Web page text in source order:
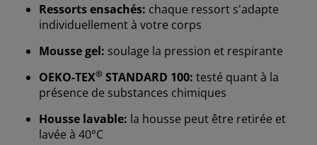
Ressorts ensachés: chaque ressort s'adapte
individuellement à votre corps
Mousse gel: soulage la pression et respirante
OEKO-TEX® STANDARD 100: testé quant à la
présence de substances chimiques
Housse lavable: la housse peut être retirée et
lavée à 40°C